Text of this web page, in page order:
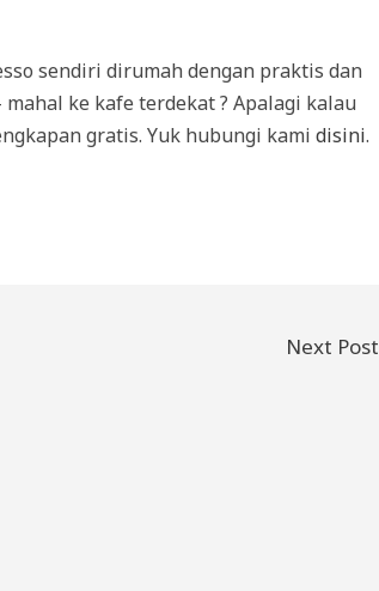
sendiri dirumah dengan praktis dan
ke kafe terdekat ? Apalagi kalau
gratis. Yuk hubungi kami disini.
Next Post